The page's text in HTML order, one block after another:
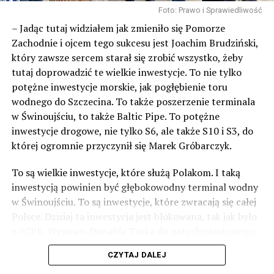
W Wolinie wiedzą, że zimą też można biegać
NIE PRZEGAP
Podsumowanie akcji „Duża Paka dla Dzieciaka i
Starszaka”
Foto: Prawo i Sprawiedliwość
– Jadąc tutaj widziałem jak zmieniło się Pomorze
Zachodnie i ojcem tego sukcesu jest Joachim Brudziński,
który zawsze sercem starał się zrobić wszystko, żeby
tutaj doprowadzić te wielkie inwestycje. To nie tylko
potężne inwestycje morskie, jak pogłębienie toru
wodnego do Szczecina. To także poszerzenie terminala
w Świnoujściu, to także Baltic Pipe. To potężne
inwestycje drogowe, nie tylko S6, ale także S10 i S3, do
której ogromnie przyczynił się Marek Gróbarczyk.
To są wielkie inwestycje, które służą Polakom. I taką
inwestycją powinien być głębokowodny terminal wodny
w Świnoujściu. To są inwestycje, które zwracają się całej
Polsce. Dzisiaj ta inwestycja jest blokowana, tak jak było
odblokowania CPK.
CZYTAJ DALEJ